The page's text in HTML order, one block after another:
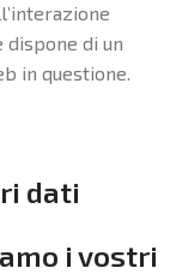
di un
in questione.
dati
i vostri